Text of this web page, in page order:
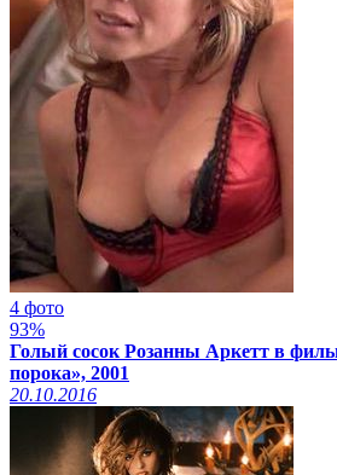
4 фото
93%
Голый сосок Розанны Аркетт в
порока», 2001
20.10.2016